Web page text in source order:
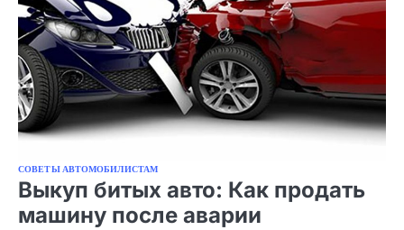
СОВЕТЫ АВТОМОБИЛИСТАМ
Выкуп битых авто: Как продать
машину после аварии